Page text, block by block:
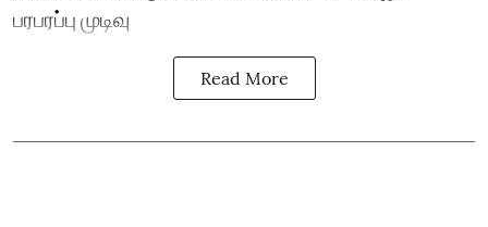
பரபரப்பு முடிவு
Read More